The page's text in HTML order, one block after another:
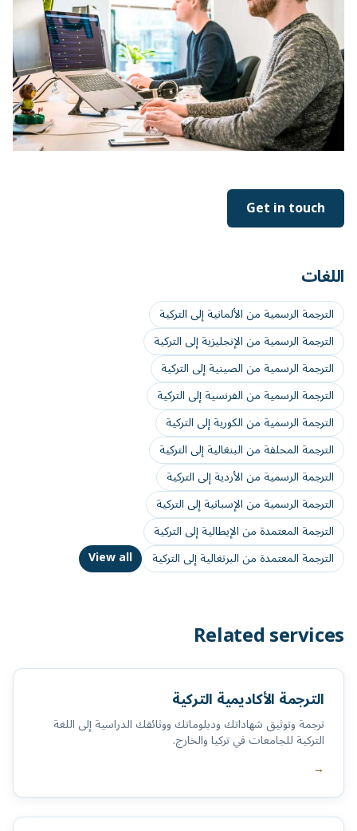
Get in touch
اللغات
الترجمة الرسمية من الألمانية إلى التركية
الترجمة الرسمية من الإنجليزية إلى التركية
الترجمة الرسمية من الصينية إلى التركية
الترجمة الرسمية من الفرنسية إلى التركية
الترجمة الرسمية من الكورية إلى التركية
الترجمة المحلفة من البنغالية إلى التركية
الترجمة الرسمية من الأردية إلى التركية
الترجمة الرسمية من الإسبانية إلى التركية
الترجمة المعتمدة من الإيطالية إلى التركية
الترجمة المعتمدة من البرتغالية إلى التركية
View all
Related services
الترجمة الأكاديمية التركية
ترجمة وتوثيق شهاداتك ودبلوماتك ووثائقك الدراسية إلى اللغة
التركية للجامعات في تركيا والخارج.
→